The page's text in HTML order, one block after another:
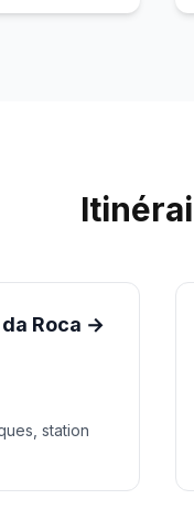
Roca →
station